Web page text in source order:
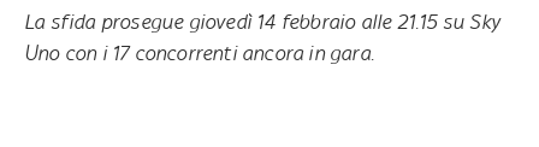
La sfida prosegue giovedì 14 febbraio alle 21.15 su Sky
Uno con i 17 concorrenti ancora in gara.